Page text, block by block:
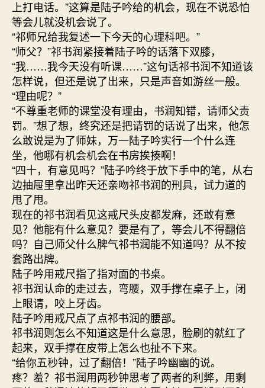
上打电话。”这算是陆子吟给的机会，现在不说恐怕
等会儿就没机会说了。
“祁师兄给我复述一下今天的心理科吧。”
“师父？”祁书润紧接着陆子吟的话落下双膝，
“我……我今天没有听课……”这句话祁书润不知道该
怎样说，但还是说了出来，只是声音如游丝一般。
“理由呢？”
“不尊重老师的课堂没有理由，书润知错，请师父责
罚。”想了想，终究还是把请罚的话说了出来，他怎
么敢说是为了师妹，万一陆子吟实行一个什么连
坐，他哪有机会机会在书房挨揍啊！
“四十，有意见吗？”陆子吟终于放下手中的笔，从右
边抽屉里拿出昨天还亲吻祁书润的刑具，试力道的
甩了甩。
现在的祁书润看见这戒尺头皮都发麻，还敢有意
见？他能有什么意见？要是有了，等会儿不得翻倍
吗？自己师父什么脾气祁书润能不知道吗？从不按
套路出牌。
陆子吟用戒尺指了指对面的书桌。
祁书润认命的走过去，弯腰，双手撑在桌子上，闭
上眼请，咬上牙齿。
陆子吟用戒尺点了点祁书润的腰部。
祁书润则怎么不知道这是什么意思，脸刷的就红了
起来，双手撑在皮带上怎么也扯不下来。
“给你五秒钟，过了翻倍！”陆子吟幽幽的说。
疼？羞？祁书润用两秒钟思考了两者的利弊，用剩